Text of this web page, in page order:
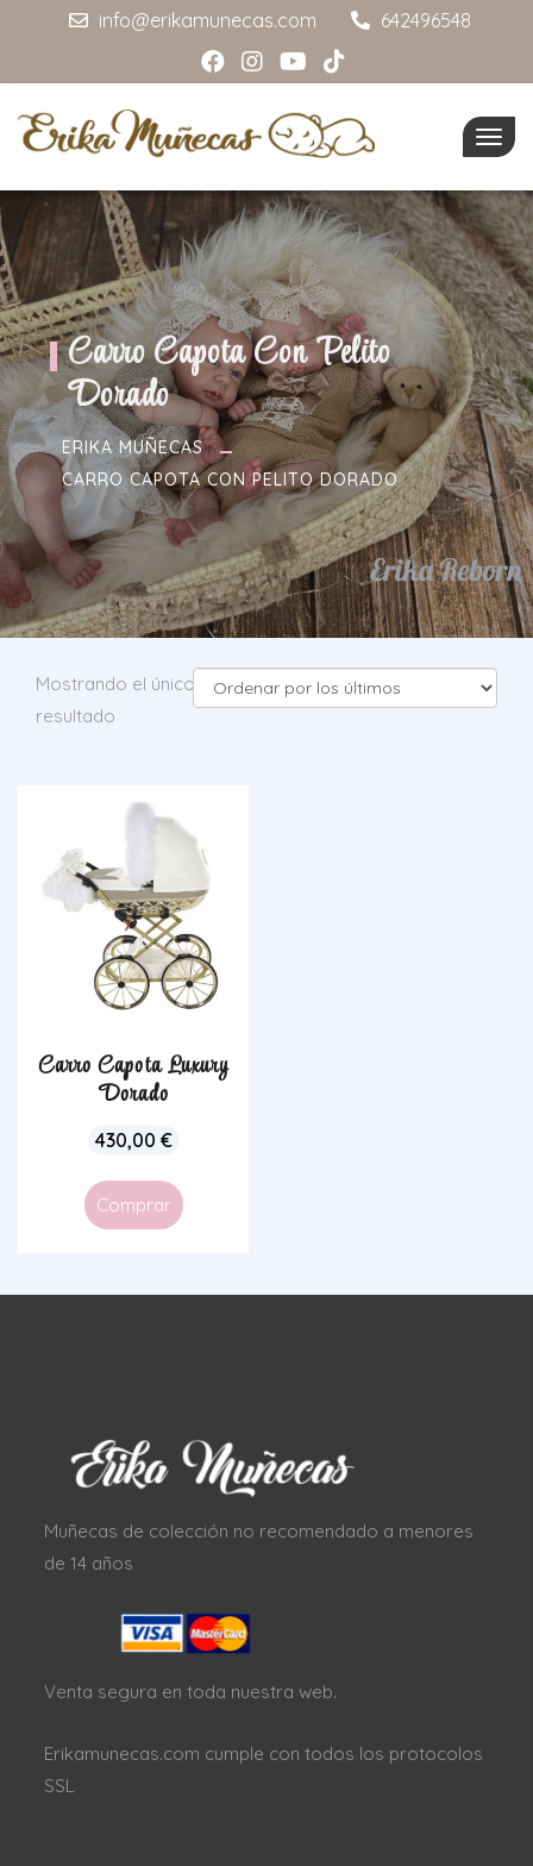
info@erikamunecas.com 642496548
Carro Capota Con Pelito
Dorado
ERIKA MUÑECAS
CARRO CAPOTA CON PELITO DORADO
Mostrando el único
resultado
Carro Capota Luxury
Dorado
430,00 €
Comprar
Muñecas de colección no recomendado a menores
de 14 años
Venta segura en toda nuestra web.
Erikamunecas.com cumple con todos los protocolos
SSL